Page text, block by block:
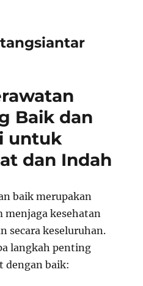
Baik dan
untuk
dan Indah
baik merupakan
menjaga kesehatan
secara keseluruhan.
langkah penting
dengan baik: